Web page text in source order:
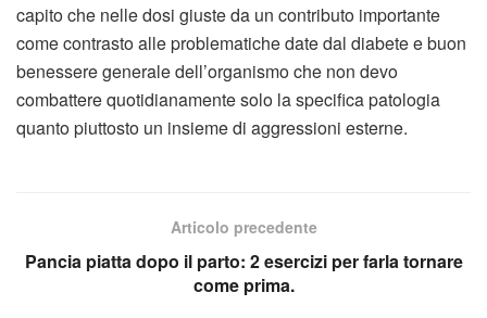
capito che nelle dosi giuste da un contributo importante
come contrasto alle problematiche date dal diabete e buon
benessere generale dell’organismo che non devo
combattere quotidianamente solo la specifica patologia
quanto piuttosto un insieme di aggressioni esterne.
Articolo precedente
Pancia piatta dopo il parto: 2 esercizi per farla tornare
come prima.